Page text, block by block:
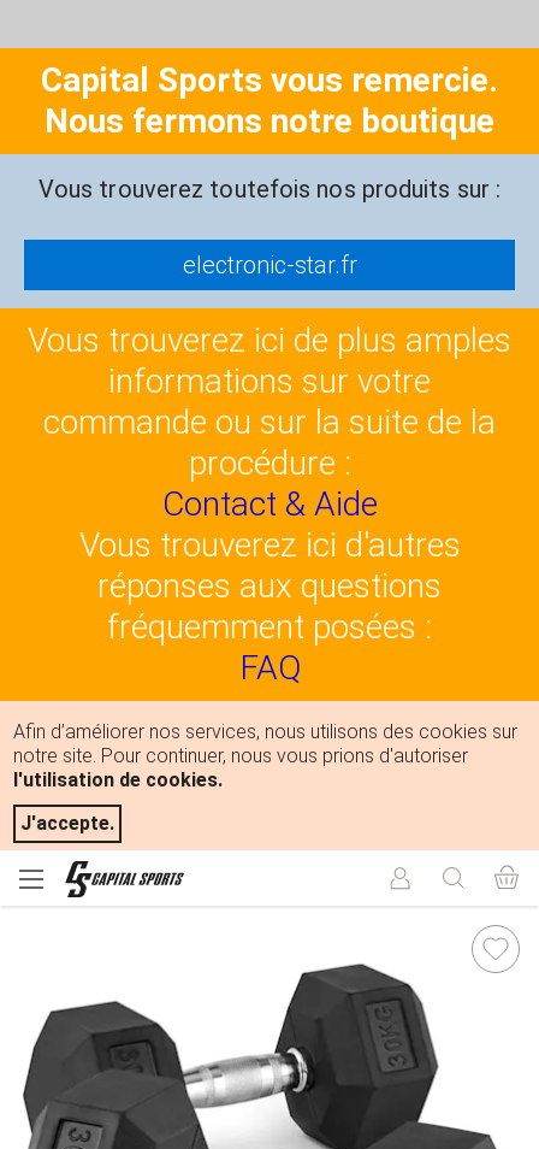
Capital Sports vous remercie.
Nous fermons notre boutique
Vous trouverez toutefois nos produits sur :
electronic-star.fr
Vous trouverez ici de plus amples
informations sur votre
commande ou sur la suite de la
procédure :
Contact & Aide
Vous trouverez ici d'autres
réponses aux questions
fréquemment posées :
FAQ
Afin d’améliorer nos services, nous utilisons des cookies sur
notre site. Pour continuer, nous vous prions d'autoriser
l'utilisation de cookies.
J'accepte.